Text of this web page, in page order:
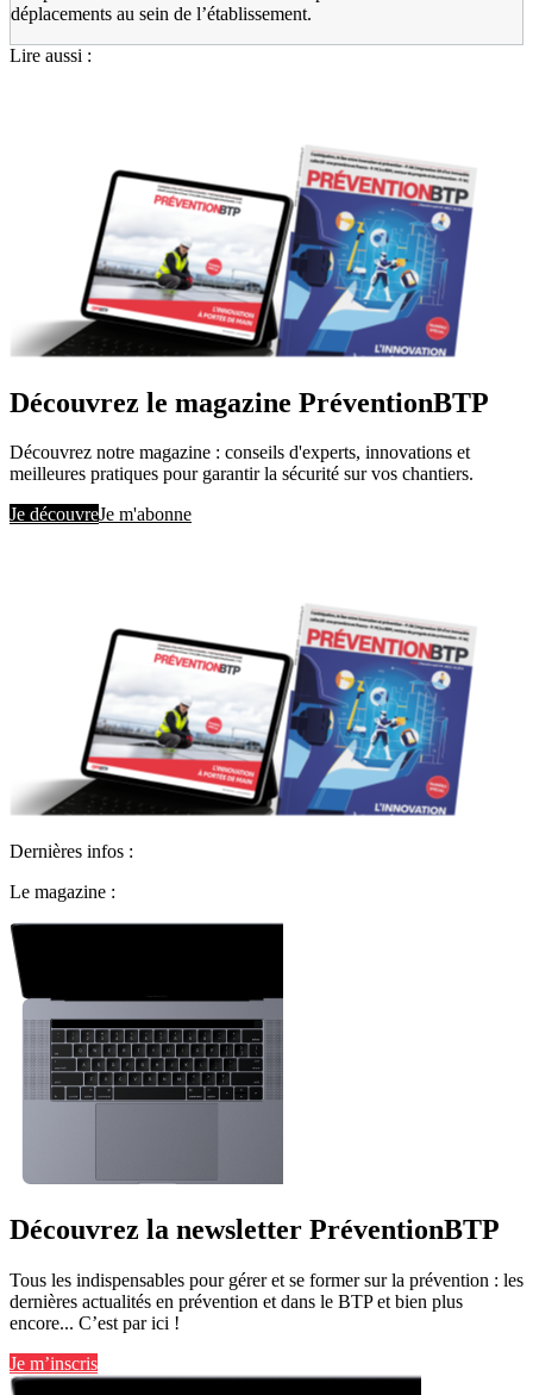
déplacements au sein de l’établissement.
Lire aussi :
Découvrez le magazine PréventionBTP
Découvrez notre magazine : conseils d'experts, innovations et
meilleures pratiques pour garantir la sécurité sur vos chantiers.
Je découvreJe m'abonne
Dernières infos :
Le magazine :
Découvrez la newsletter PréventionBTP
Tous les indispensables pour gérer et se former sur la prévention : les
dernières actualités en prévention et dans le BTP et bien plus
encore... C’est par ici !
Je m’inscris